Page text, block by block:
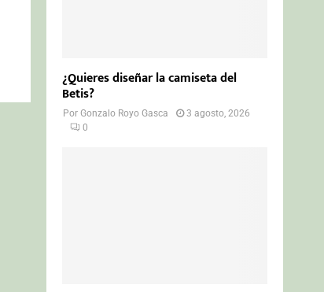
¿Quieres diseñar la camiseta del
Betis?
PorGonzalo Royo Gasca
3 agosto, 2026
0